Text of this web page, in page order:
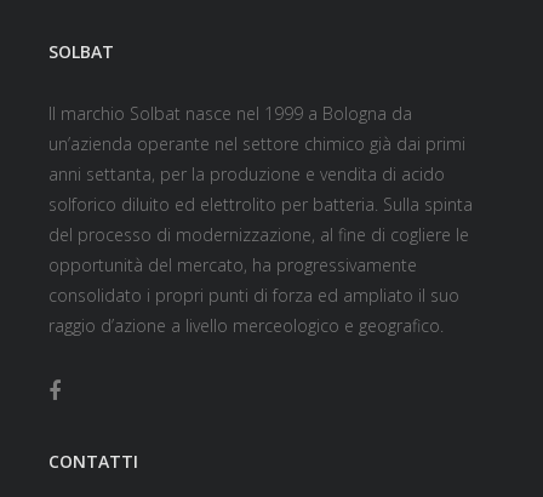
SOLBAT
Il marchio Solbat nasce nel 1999 a Bologna da
un’azienda operante nel settore chimico già dai primi
anni settanta, per la produzione e vendita di acido
solforico diluito ed elettrolito per batteria. Sulla spinta
del processo di modernizzazione, al fine di cogliere le
opportunità del mercato, ha progressivamente
consolidato i propri punti di forza ed ampliato il suo
raggio d’azione a livello merceologico e geografico.
CONTATTI